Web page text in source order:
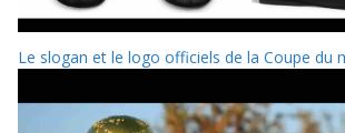
Le slogan et le logo officiels de la Coupe du